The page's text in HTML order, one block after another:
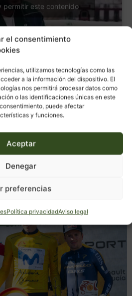
el consentimiento
utilizamos tecnologías como las
a la información del dispositivo. El
nos permitirá procesar datos como
o las identificaciones únicas en este
puede afectar
y funciones.
Aceptar
Denegar
preferencias
Política privacidadAviso legal
permitir este contenido